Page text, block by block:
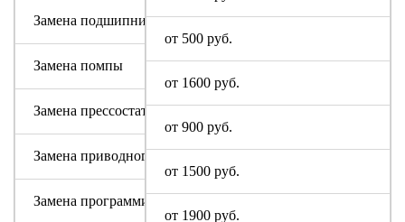
от 500 руб.
от 1600 руб.
от 900 руб.
от 1500 руб.
от 1900 руб.
Замена подшипникового узла
Замена помпы
Замена прессостата (датчика уровня)
Замена приводного ремня
Замена программируемого модуля на новый